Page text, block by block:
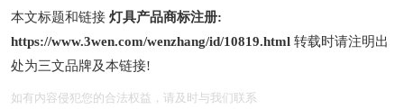
本文标题和链接 灯具产品商标注册:
https://www.3wen.com/wenzhang/id/10819.html 转载时请注明出
处为三文品牌及本链接!
如有内容侵犯您的合法权益，请及时与我们联系